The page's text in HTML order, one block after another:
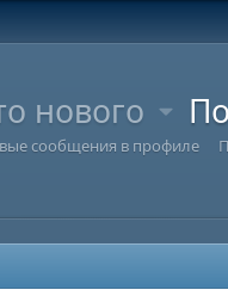
нового
сообщения в профиле